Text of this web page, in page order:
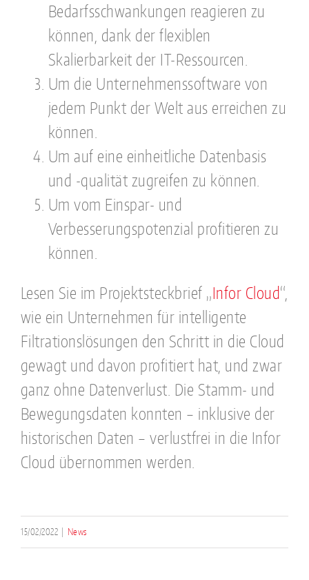
Bedarfsschwankungen reagieren zu
können, dank der flexiblen
Skalierbarkeit der IT-Ressourcen.
Um die Unternehmenssoftware von
jedem Punkt der Welt aus erreichen zu
können.
Um auf eine einheitliche Datenbasis
und -qualität zugreifen zu können.
Um vom Einspar- und
Verbesserungspotenzial profitieren zu
können.
Lesen Sie im Projektsteckbrief „Infor Cloud“,
wie ein Unternehmen für intelligente
Filtrationslösungen den Schritt in die Cloud
gewagt und davon profitiert hat, und zwar
ganz ohne Datenverlust. Die Stamm- und
Bewegungsdaten konnten – inklusive der
historischen Daten – verlustfrei in die Infor
Cloud übernommen werden.
15/02/2022 News